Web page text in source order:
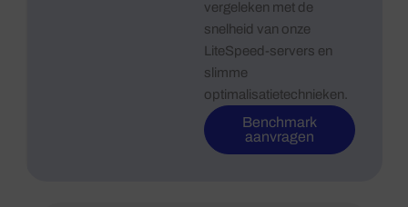
vergeleken met de
snelheid van onze
LiteSpeed-servers en
slimme
optimalisatietechnieken.
Benchmark
aanvragen